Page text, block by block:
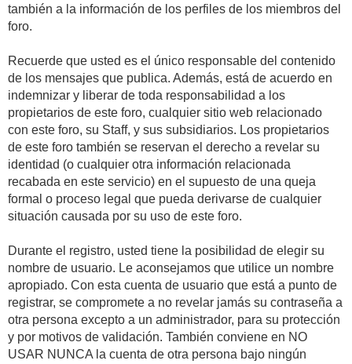
también a la información de los perfiles de los miembros del
foro.
Recuerde que usted es el único responsable del contenido
de los mensajes que publica. Además, está de acuerdo en
indemnizar y liberar de toda responsabilidad a los
propietarios de este foro, cualquier sitio web relacionado
con este foro, su Staff, y sus subsidiarios. Los propietarios
de este foro también se reservan el derecho a revelar su
identidad (o cualquier otra información relacionada
recabada en este servicio) en el supuesto de una queja
formal o proceso legal que pueda derivarse de cualquier
situación causada por su uso de este foro.
Durante el registro, usted tiene la posibilidad de elegir su
nombre de usuario. Le aconsejamos que utilice un nombre
apropiado. Con esta cuenta de usuario que está a punto de
registrar, se compromete a no revelar jamás su contraseña a
otra persona excepto a un administrador, para su protección
y por motivos de validación. También conviene en NO
USAR NUNCA la cuenta de otra persona bajo ningún